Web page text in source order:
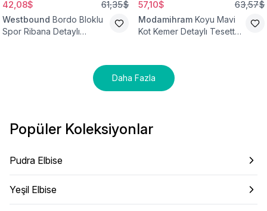
42,08$ 61,35$
Westbound Bordo Bloklu
Spor Ribana Detaylı
57,10$ 63,57$
Modamihram Koyu Mavi
Kot Kemer Detaylı Tesettür
Daha Fazla
Popüler Koleksiyonlar
Pudra Elbise
Yeşil Elbise